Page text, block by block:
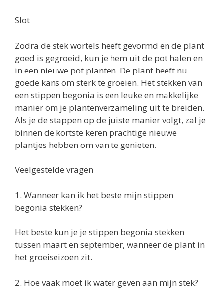
Slot
Zodra de stek wortels heeft gevormd en de plant
goed is gegroeid, kun je hem uit de pot halen en
in een nieuwe pot planten. De plant heeft nu
goede kans om sterk te groeien. Het stekken van
een stippen begonia is een leuke en makkelijke
manier om je plantenverzameling uit te breiden.
Als je de stappen op de juiste manier volgt, zal je
binnen de kortste keren prachtige nieuwe
plantjes hebben om van te genieten.
Veelgestelde vragen
1. Wanneer kan ik het beste mijn stippen
begonia stekken?
Het beste kun je je stippen begonia stekken
tussen maart en september, wanneer de plant in
het groeiseizoen zit.
2. Hoe vaak moet ik water geven aan mijn stek?